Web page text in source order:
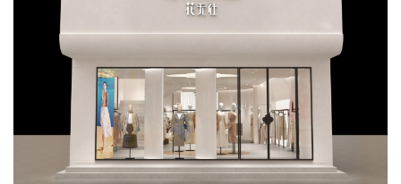
YIMAIFA-全场景鞋履品牌全案设计
品牌策划 logo设计 品牌VI设计 SI终端店铺设计